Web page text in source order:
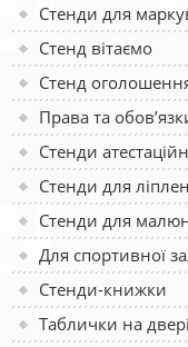
Стенди для
Стенд вітаємо
Стенд
Права та
Стенди
Стенди для
Стенди для
Для спортивної
Стенди-книжки
Таблички на двері